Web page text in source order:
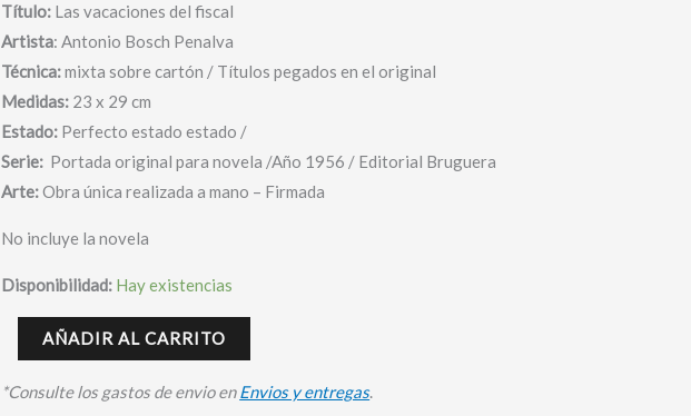
Título: Las vacaciones del fiscal
Artista: Antonio Bosch Penalva
Técnica:mixta sobre cartón / Títulos pegados en el original
Medidas: 23 x 29 cm
Estado: Perfecto estado estado /
Serie: Portada original para novela /Año 1956 / Editorial Bruguera
Arte:Obra única realizada a mano – Firmada
No incluye la novela
Disponibilidad: Hay existencias
-
Bosch
Penalva
cantidad
AÑADIR AL CARRITO
*Consulte los gastos de envio enEnvios y entregas.